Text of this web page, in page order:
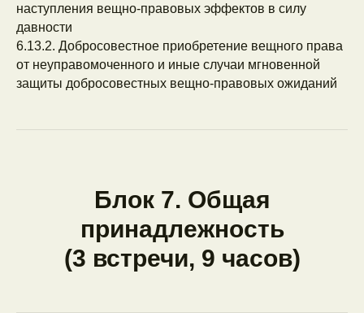
наступления вещно-правовых эффектов в силу
давности
6.13.2. Добросовестное приобретение вещного права
от неуправомоченного и иные случаи мгновенной
защиты добросовестных вещно-правовых ожиданий
Блок 7. Общая
принадлежность
(3 встречи, 9 часов)
Разбор реальных кейсов (судебных,
Практика
Поддержка